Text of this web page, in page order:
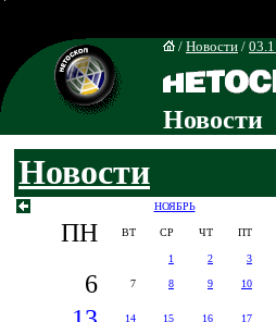
/ Новости /
Новости
Новости
НОЯБРЬ
ПН ВТ СР ЧТ ПТ
1 2 3
6 7 8 9 10
14 15 16 17